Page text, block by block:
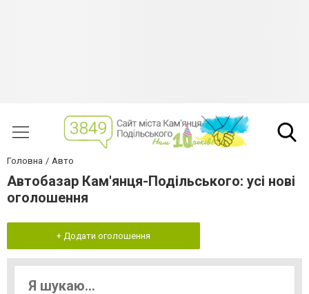
Головна Авто
Автобазар Кам'янця-Подільського: усі нові
оголошення
+ Додати оголошення